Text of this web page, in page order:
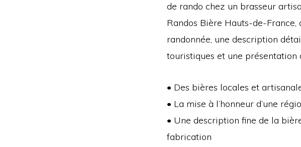
de rando chez un brasseur
Randos Bière Hauts-de-
randonnée, une description
touristiques et une présentation
• Des bières locales et
• La mise à l’honneur d’une
• Une description fine de la
fabrication